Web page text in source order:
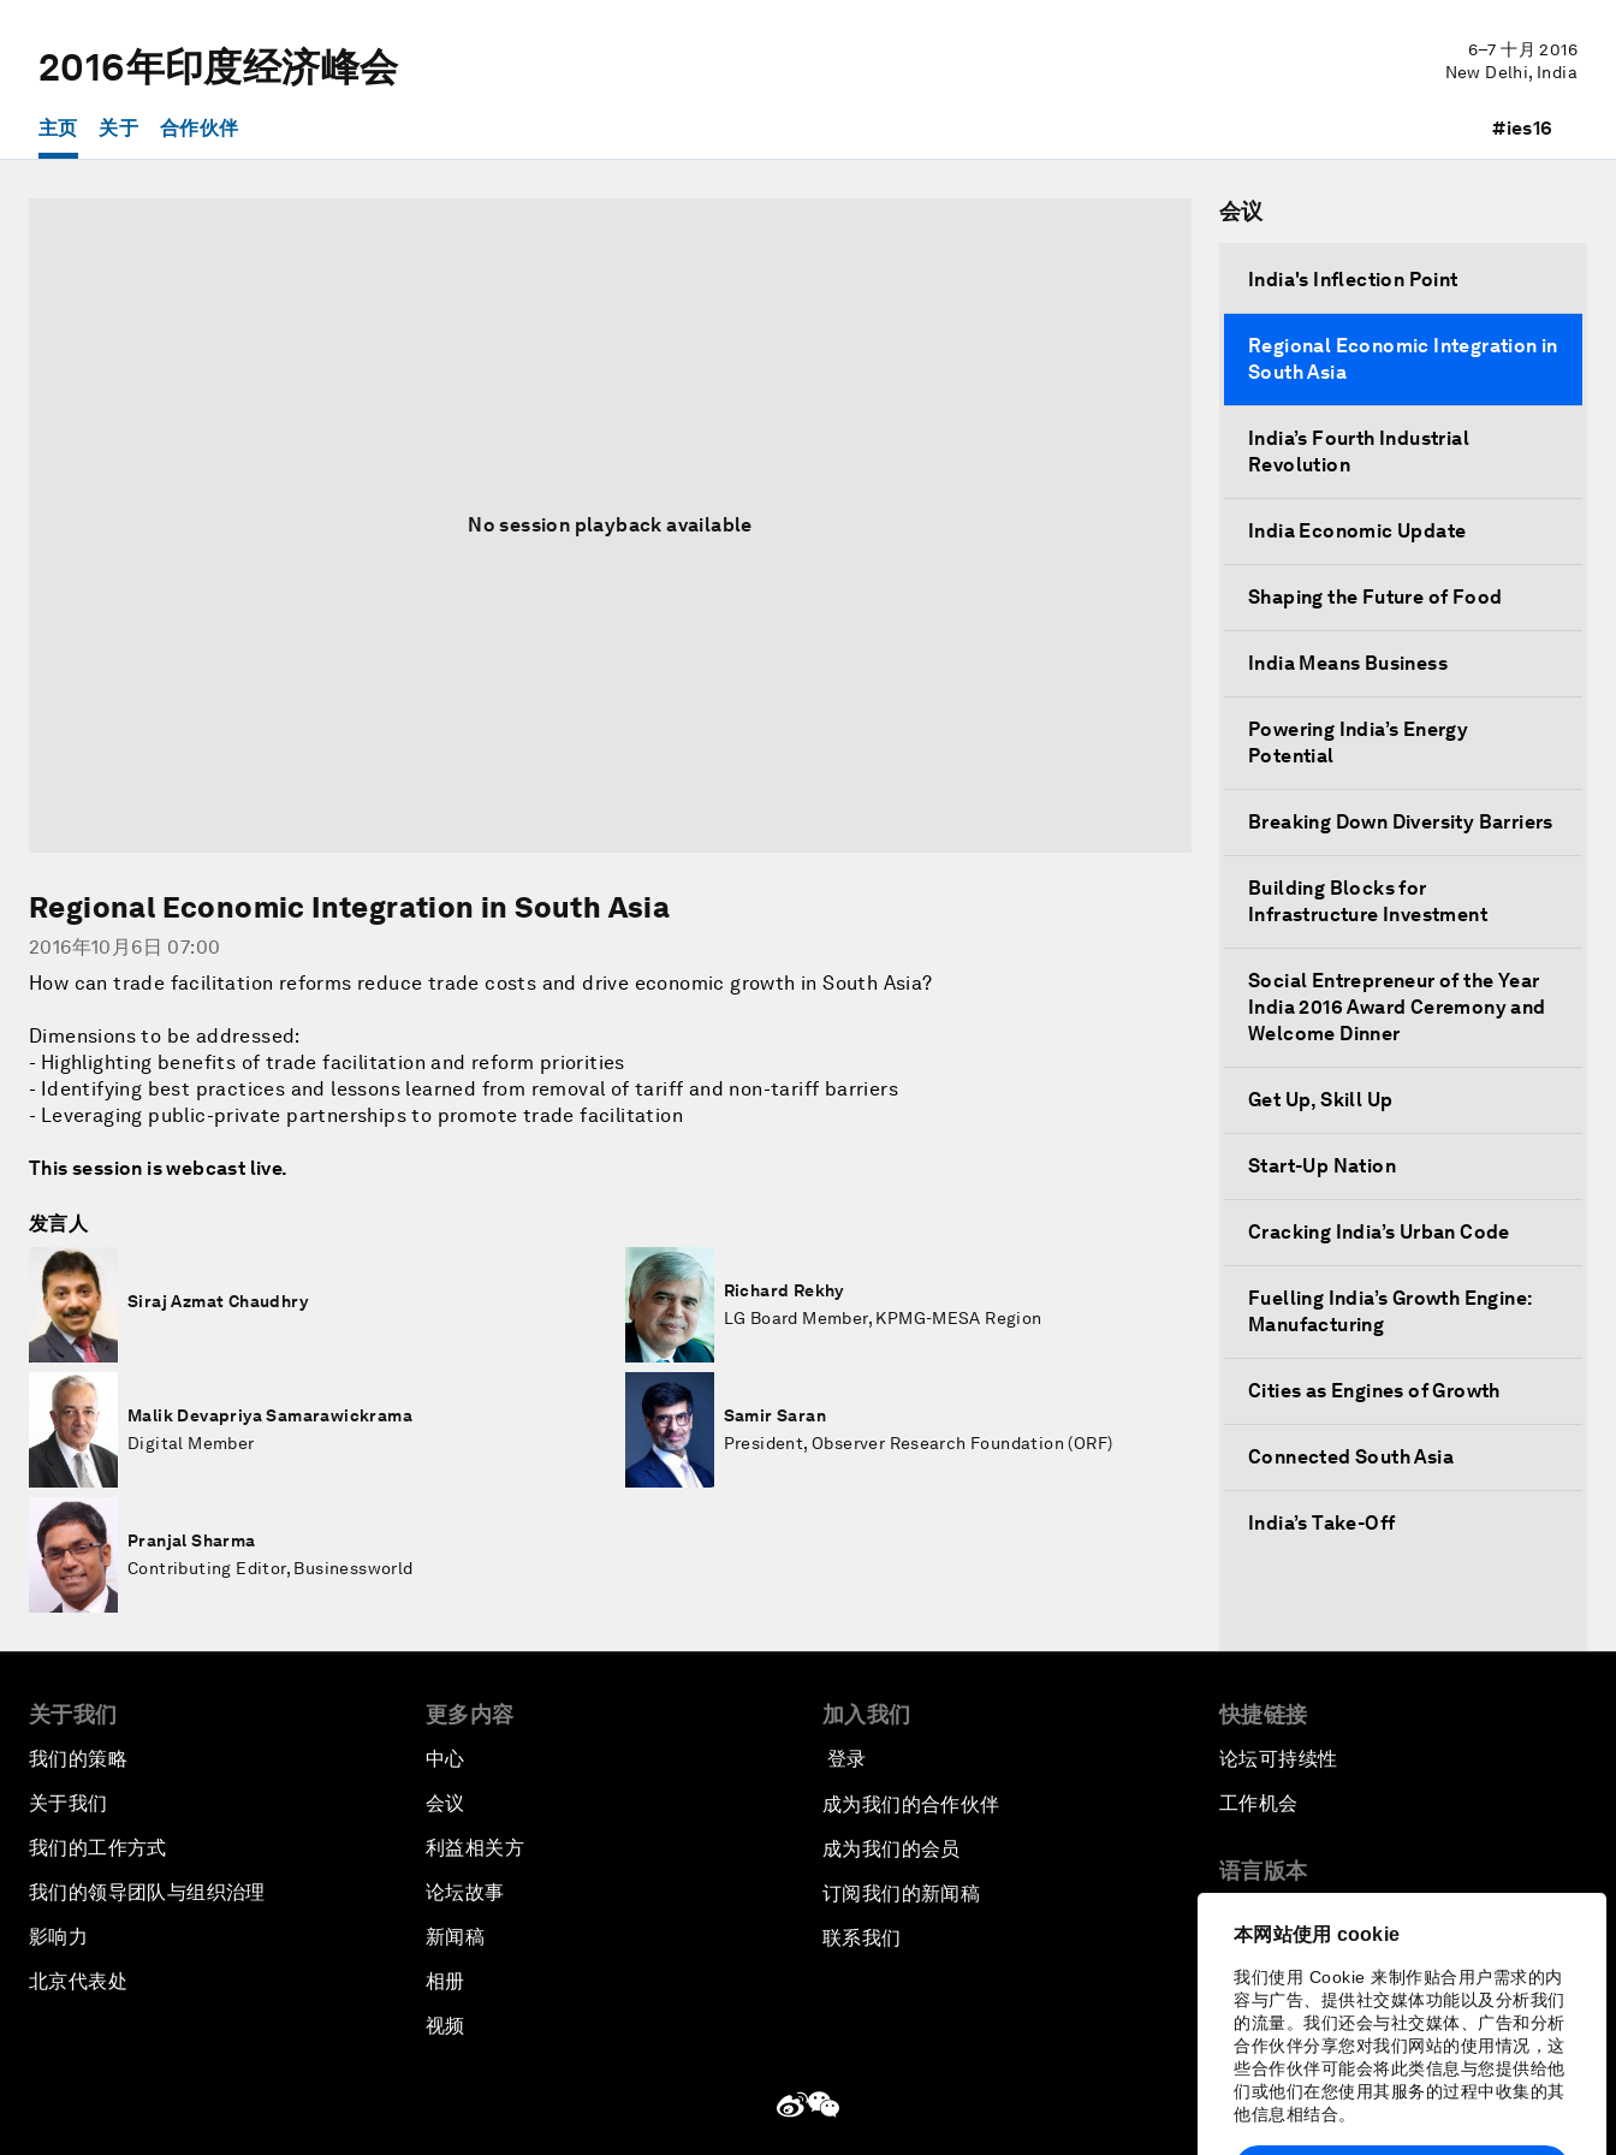
本网站使用 cookie
我们使用 Cookie 来制作贴合用户需求的内
容与广告、提供社交媒体功能以及分析我们
的流量。我们还会与社交媒体、广告和分析
合作伙伴分享您对我们网站的使用情况，这
些合作伙伴可能会将此类信息与您提供给他
们或他们在您使用其服务的过程中收集的其
他信息相结合。
2016年印度经济峰会
6–7 十月 2016
New Delhi, India
主页 关于 合作伙伴 #ies16
No session playback available
Regional Economic Integration in South Asia
2016年10月6日 07:00
How can trade facilitation reforms reduce trade costs and drive economic growth in South Asia?
Dimensions to be addressed:
- Highlighting benefits of trade facilitation and reform priorities
- Identifying best practices and lessons learned from removal of tariff and non-tariff barriers
- Leveraging public-private partnerships to promote trade facilitation
This session is webcast live.
发言人
Siraj Azmat Chaudhry
Richard Rekhy
LG Board Member, KPMG-MESA Region
Malik Devapriya Samarawickrama
Digital Member
Samir Saran
President, Observer Research Foundation (ORF)
Pranjal Sharma
Contributing Editor, Businessworld
会议
India's Inflection Point
Regional Economic Integration in
South Asia
India’s Fourth Industrial
Revolution
India Economic Update
Shaping the Future of Food
India Means Business
Powering India’s Energy
Potential
Breaking Down Diversity Barriers
Building Blocks for
Infrastructure Investment
Social Entrepreneur of the Year
India 2016 Award Ceremony and
Welcome Dinner
Get Up, Skill Up
Start-Up Nation
Cracking India’s Urban Code
Fuelling India’s Growth Engine:
Manufacturing
Cities as Engines of Growth
Connected South Asia
India’s Take-Off
关于我们
我们的策略
关于我们
我们的工作方式
我们的领导团队与组织治理
影响力
北京代表处
更多内容
中心
会议
利益相关方
论坛故事
新闻稿
相册
视频
加入我们
登录
成为我们的合作伙伴
成为我们的会员
订阅我们的新闻稿
联系我们
快捷链接
论坛可持续性
工作机会
语言版本